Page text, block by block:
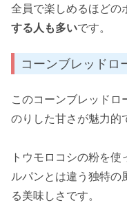
全員で楽しめるほどの
する人も多いです。
コーンブレッドロ
このコーンブレッドロ
のりした甘さが魅力的
トウモロコシの粉を
ルパンとは違う独特の
る美味しさです。